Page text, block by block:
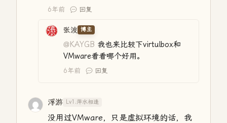
6年前 回复
张波 博主
@KAYGB 我也来比较下virtulbox和
VMware看看哪个好用。
6年前 回复
浮游 Lv1.萍水相逢
没用过VMware，只是虚拟环境的话，我